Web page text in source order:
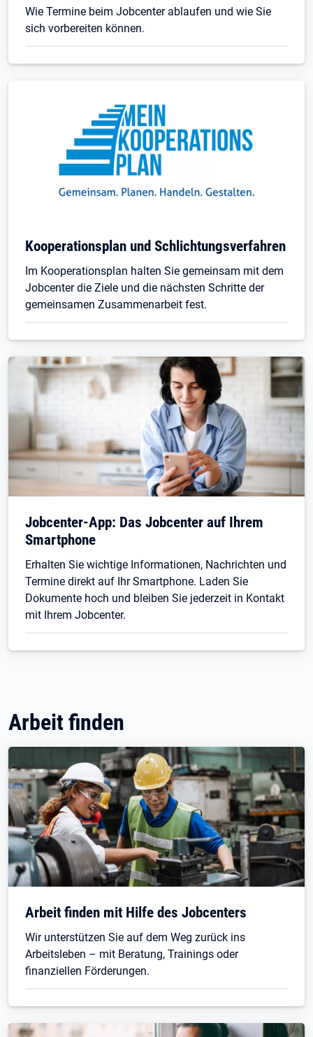
Wie Termine beim Jobcenter ablaufen und wie Sie
sich vorbereiten können.
Kooperationsplan und Schlichtungsverfahren
Im Kooperationsplan halten Sie gemeinsam mit dem
Jobcenter die Ziele und die nächsten Schritte der
gemeinsamen Zusammenarbeit fest.
Jobcenter-App: Das Jobcenter auf Ihrem
Smartphone
Erhalten Sie wichtige Informationen, Nachrichten und
Termine direkt auf Ihr Smartphone. Laden Sie
Dokumente hoch und bleiben Sie jederzeit in Kontakt
mit Ihrem Jobcenter.
Arbeit finden
Arbeit finden mit Hilfe des Jobcenters
Wir unterstützen Sie auf dem Weg zurück ins
Arbeitsleben – mit Beratung, Trainings oder
finanziellen Förderungen.